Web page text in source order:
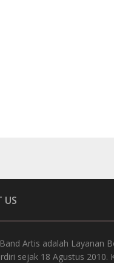
US
Artis adalah Layanan
sejak 18 Agustus 2010.